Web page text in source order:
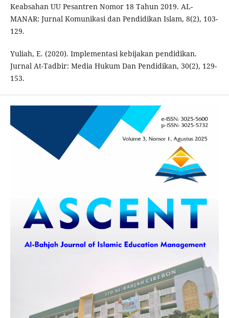
Keabsahan UU Pesantren Nomor 18 Tahun 2019. AL-
MANAR: Jurnal Komunikasi dan Pendidikan Islam, 8(2), 103-
129.
Yuliah, E. (2020). Implementasi kebijakan pendidikan.
Jurnal At-Tadbir: Media Hukum Dan Pendidikan, 30(2), 129-
153.